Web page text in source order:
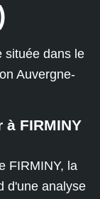
située dans le
Auvergne-
FIRMINY
FIRMINY, la
d'une analyse